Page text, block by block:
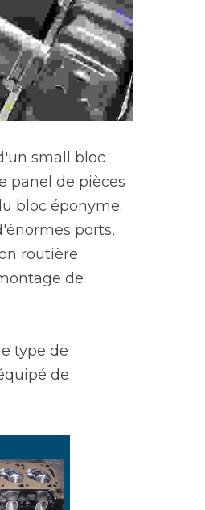
small bloc
panel de pièces
bloc éponyme.
ports,
routière
de
type de
de